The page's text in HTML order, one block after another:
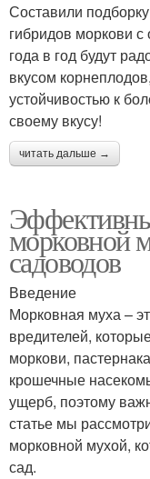
Составили
гибридов моркови
года в год будут
вкусом
устойчивостью к
своему вкусу!
читать дальше →
морковной
садоводов
Введение
Морковная муха –
вредителей,
моркови,
крошечные
ущерб, поэтому
статье мы
морковной мухой,
сад.